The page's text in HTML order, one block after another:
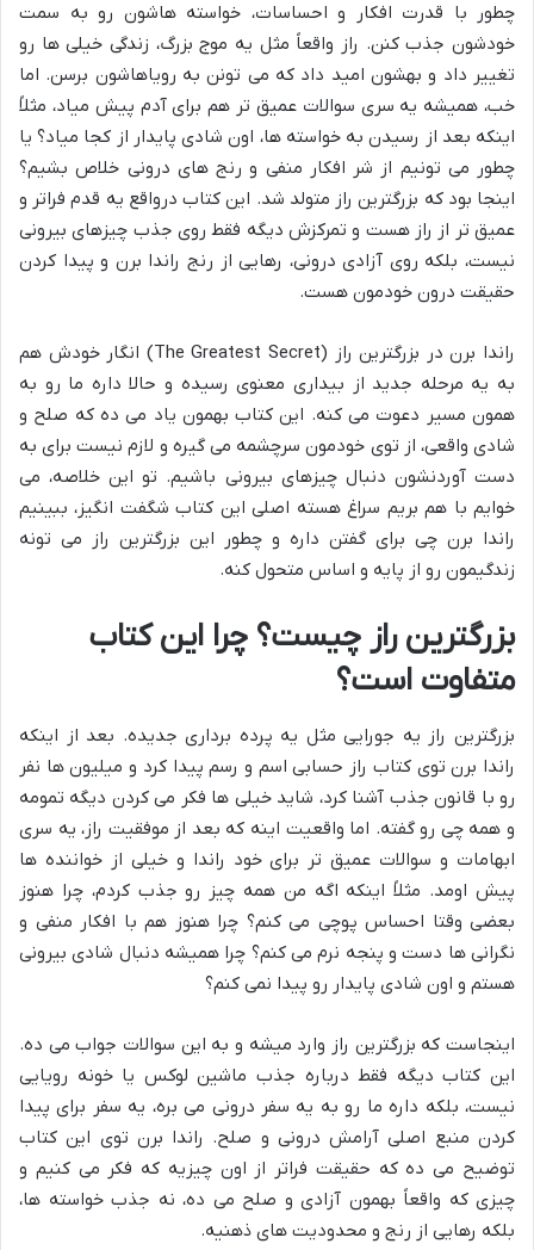
چطور با قدرت افکار و احساسات، خواسته هاشون رو به سمت
خودشون جذب کنن. راز واقعاً مثل یه موج بزرگ، زندگی خیلی ها رو
تغییر داد و بهشون امید داد که می تونن به رویاهاشون برسن. اما
خب، همیشه یه سری سوالات عمیق تر هم برای آدم پیش میاد، مثلاً
اینکه بعد از رسیدن به خواسته ها، اون شادی پایدار از کجا میاد؟ یا
چطور می تونیم از شر افکار منفی و رنج های درونی خلاص بشیم؟
اینجا بود که بزرگترین راز متولد شد. این کتاب درواقع یه قدم فراتر و
عمیق تر از راز هست و تمرکزش دیگه فقط روی جذب چیزهای بیرونی
نیست، بلکه روی آزادی درونی، رهایی از رنج راندا برن و پیدا کردن
حقیقت درون خودمون هست.
راندا برن در بزرگترین راز (The Greatest Secret) انگار خودش هم
به یه مرحله جدید از بیداری معنویرسیده و حالا داره ما رو به
همون مسیر دعوت می کنه. این کتاب بهمون یاد می ده که صلح و
شادی واقعی، از توی خودمون سرچشمه می گیره و لازم نیست برای به
دست آوردنشون دنبال چیزهای بیرونی باشیم. تو این خلاصه، می
خوایم با هم بریم سراغ هسته اصلی این کتاب شگفت انگیز، ببینیم
راندا برن چی برای گفتن داره و چطور این بزرگترین راز می تونه
زندگیمون رو از پایه و اساس متحول کنه.
بزرگترین راز چیست؟ چرا این کتاب
متفاوت است؟
بزرگترین راز یه جورایی مثل یه پرده برداری جدیده. بعد از اینکه
راندا برن توی کتاب راز حسابی اسم و رسم پیدا کرد و میلیون ها نفر
رو با قانون جذب آشنا کرد، شاید خیلی ها فکر می کردن دیگه تمومه
و همه چی رو گفته. اما واقعیت اینه که بعد از موفقیت راز، یه سری
ابهامات و سوالات عمیق تر برای خود راندا و خیلی از خواننده ها
پیش اومد. مثلاً اینکه اگه من همه چیز رو جذب کردم، چرا هنوز
بعضی وقتا احساس پوچی می کنم؟ چرا هنوز هم با افکار منفی و
نگرانی ها دست و پنجه نرم می کنم؟ چرا همیشه دنبال شادی بیرونی
هستم و اون شادی پایدار رو پیدا نمی کنم؟
اینجاست که بزرگترین راز وارد میشه و به این سوالات جواب می ده.
این کتاب دیگه فقط درباره جذب ماشین لوکس یا خونه رویایی
نیست، بلکه داره ما رو به یه سفر درونی می بره، یه سفر برای پیدا
کردن منبع اصلی آرامش درونی و صلح. راندا برن توی این کتاب
توضیح می ده که حقیقت فراتر از اون چیزیه که فکر می کنیم و
چیزی که واقعاً بهمون آزادی و صلح می ده، نه جذب خواسته ها،
بلکه رهایی از رنج و محدودیت های ذهنیه.